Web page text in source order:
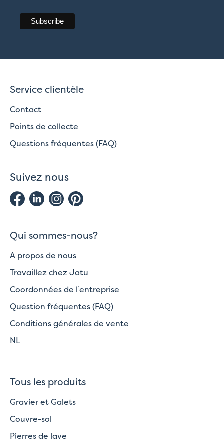
Service clientèle
Contact
Points de collecte
Questions fréquentes (FAQ)
Suivez nous
Qui sommes-nous?
A propos de nous
Travaillez chez Jatu
Coordonnées de l’entreprise
Question fréquentes (FAQ)
Conditions générales de vente
NL
Tous les produits
Gravier et Galets
Couvre-sol
Pierres de lave